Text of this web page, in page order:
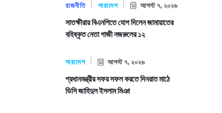
রাজনীতি সারাদেশ আগস্ট ৭, ২০২৬
সাতক্ষীরায় বিএনপিতে যোগ দিলেন জামায়াতের
বহিষ্কৃত নেতা গাজী নজরুলের ১২
সারাদেশ আগস্ট ৭, ২০২৬
প্রধানমন্ত্রীর সফর সফল করতে দিনরাত মাঠে
ডিসি জাহিদুল ইসলাম মিঞা